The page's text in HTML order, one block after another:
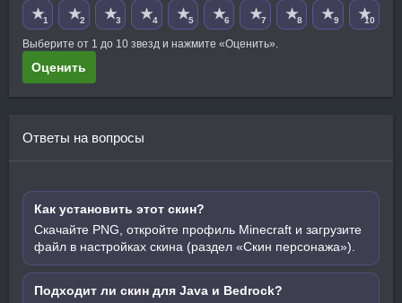
★1 ★2 ★3 ★4 ★5 ★6 ★7 ★8 ★9 ★10
Выберите от 1 до 10 звезд и нажмите «Оценить».
Оценить
Ответы на вопросы
Как установить этот скин?
Скачайте PNG, откройте профиль Minecraft и загрузите
файл в настройках скина (раздел «Скин персонажа»).
Подходит ли скин для Java и Bedrock?